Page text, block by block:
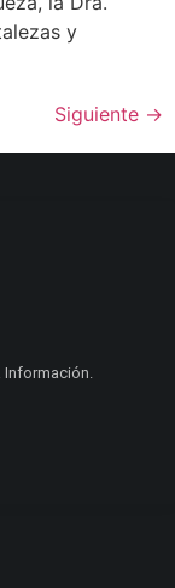
y
Siguiente →
Información.